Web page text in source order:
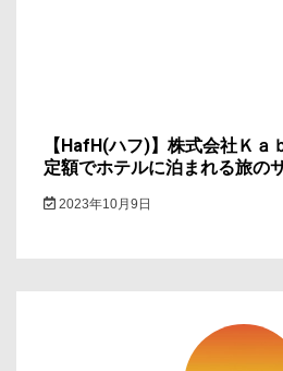
【HafH(ハフ)】株式会社Ｋａ
定額でホテルに泊まれる旅の
2023年10月9日